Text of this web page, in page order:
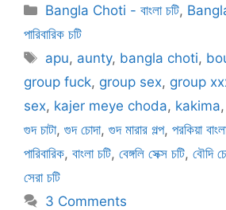
Categories
Bangla Choti - বাংলা চটি,
পারিবারিক চটি
Tags
apu, aunty, bangla choti,
group fuck, group sex, group
sex, kajer meye choda, kakima,
গুদ চাটা, গুদ চোদা, গুদ মারার গল্প, পরকিয়া
পারিবারিক, বাংলা চটি, বেঙ্গলি সেক্স চটি, বৌদি
সেরা চটি
3 Comments